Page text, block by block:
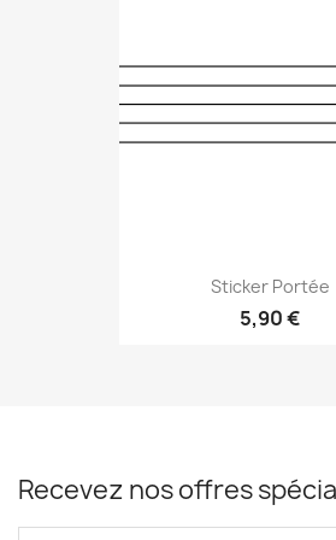
Sticker Portée
5,90 €
Recevez nos offres